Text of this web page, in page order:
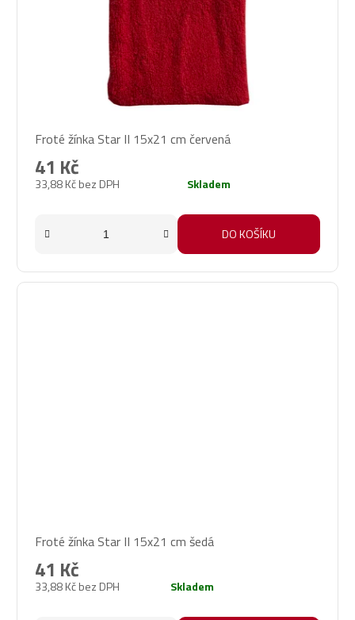
Froté žínka Star II 15x21 cm červená
33,88 Kč bez DPH
41 Kč
Skladem
DO KOŠÍKU
Froté žínka Star II 15x21 cm šedá
33,88 Kč bez DPH
41 Kč
Skladem